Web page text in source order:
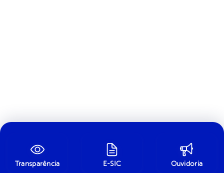
Transparência E-SIC Ouvidoria